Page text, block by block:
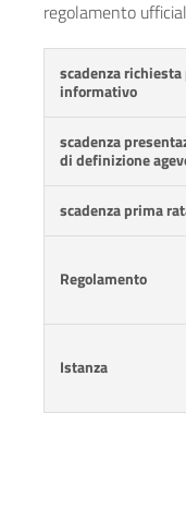
regolamento
scadenza
informativo
scadenza
di definizione
scadenza prima
Regolamento
Istanza